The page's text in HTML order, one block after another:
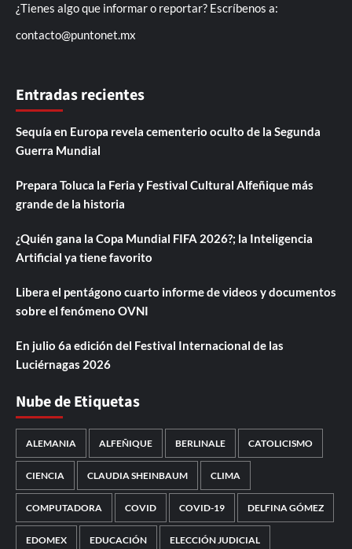
¿Tienes algo que informar o reportar? Escríbenos a:
contacto@puntonet.mx
Entradas recientes
Sequía en Europa revela cementerio oculto de la Segunda
Guerra Mundial
Prepara Toluca la Feria y Festival Cultural Alfeñique más
grande de la historia
¿Quién gana la Copa Mundial FIFA 2026?; la Inteligencia
Artificial ya tiene favorito
Libera el pentágono cuarto informe de videos y documentos
sobre el fenómeno OVNI
En julio 6a edición del Festival Internacional de las
Luciérnagas 2026
Nube de Etiquetas
ALEMANIA ALFEÑIQUE BERLINALE CATOLICISMO
CIENCIA CLAUDIA SHEINBAUM CLIMA
COMPUTADORA COVID COVID-19 DELFINA GÓMEZ
EDOMEX EDUCACIÓN ELECCIÓN JUDICIAL